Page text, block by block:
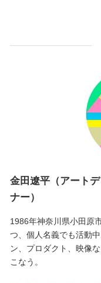
金田遼平（アート
ナー）
1986年神奈川県小田原
つ、個人名義でも活動
ン、プロダクト、映像
こなう。